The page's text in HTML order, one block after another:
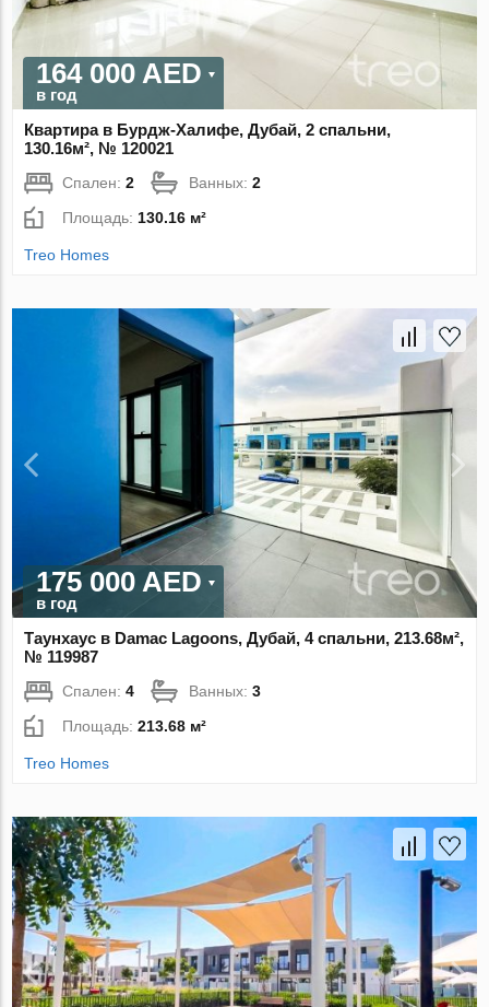
164 000 AED
в год
Квартира в Бурдж-Халифе, Дубай, 2 спальни,
130.16м², № 120021
Спален:2 Ванных:2
Площадь: 130.16 м²
Treo Homes
175 000 AED
в год
Таунхаус в Damac Lagoons, Дубай, 4 спальни, 213.68м²,
№ 119987
Спален:4 Ванных:3
Площадь:213.68 м²
Treo Homes